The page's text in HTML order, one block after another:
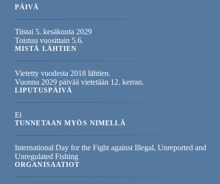
PÄIVÄ
Tiistai 5. kesäkuuta 2029
Toistuu vuosittain 5.6.
MISTÄ LÄHTIEN
Vietetty vuodesta 2018 lähtien.
Vuonna 2029 päivää vietetään 12. kerran.
LIPUTUSPÄIVÄ
Ei
TUNNETAAN MYÖS NIMELLÄ
International Day for the Fight against Illegal, Unreported and
Unregulated Fishing
ORGANISAATIOT